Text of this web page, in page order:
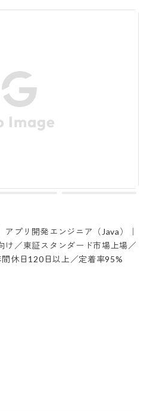
アプリ開発エンジニア（Java）｜
け／東証スタンダード市場上場／
休日120日以上／定着率95%